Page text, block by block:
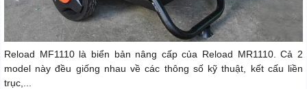
Reload MF1110 là biển bản nâng cấp của Reload MR1110. Cả 2
model này đều giống nhau về các thông số kỹ thuật, kết cấu liền
trục,...